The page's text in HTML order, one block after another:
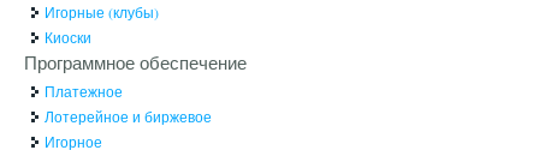
Игорные (клубы)
Киоски
Программное обеспечение
Платежное
Лотерейное и биржевое
Игорное